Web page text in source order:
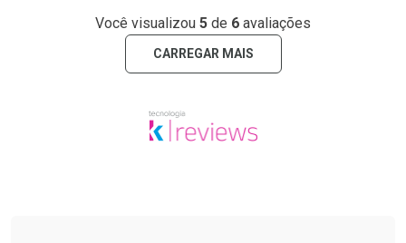
Você visualizou 5 de 6 avaliações
CARREGAR MAIS